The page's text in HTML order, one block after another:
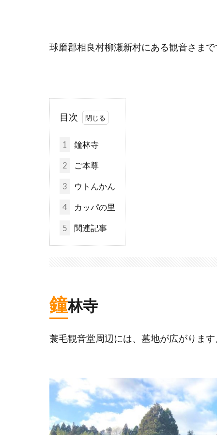
球磨郡相良村柳瀬新村にある観音さま
目次
1 鐘林寺
2 ご本尊
3 ウトんかん
4 カッパの里
5 関連記事
鐘林寺
蓑毛観音堂周辺には、墓地が広がりま